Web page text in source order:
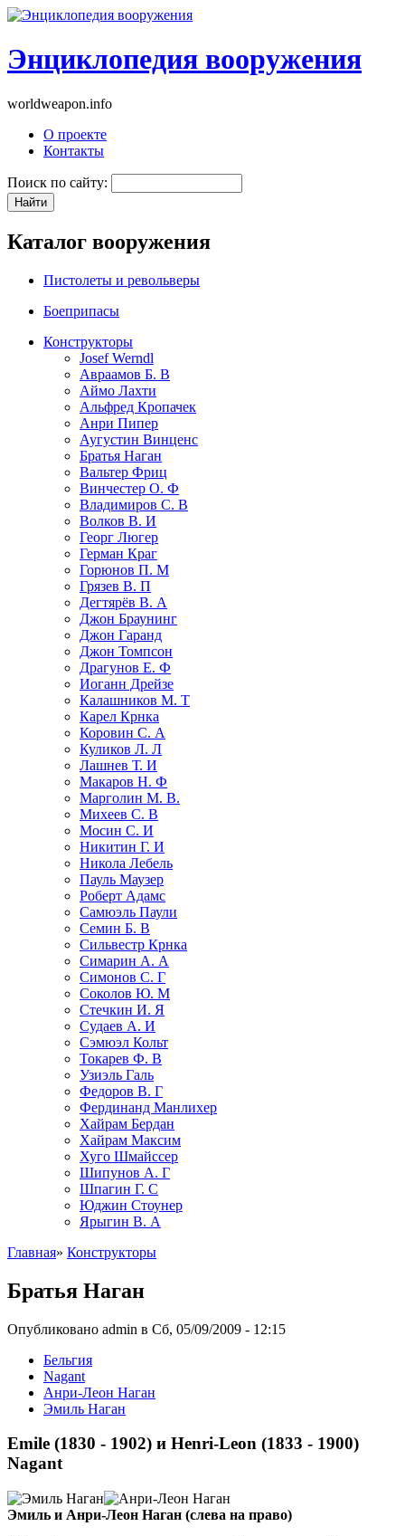
Энциклопедия вооружения
worldweapon.info
О проекте
Контакты
Поиск по сайту:
Каталог вооружения
Пистолеты и револьверы
Боеприпасы
Конструкторы
Josef Werndl
Авраамов Б. В
Аймо Лахти
Альфред Кропачек
Анри Пипер
Аугустин Винценс
Братья Наган
Вальтер Фриц
Винчестер О. Ф
Владимиров С. В
Волков В. И
Георг Люгер
Герман Краг
Горюнов П. М
Грязев В. П
Дегтярёв В. А
Джон Браунинг
Джон Гаранд
Джон Томпсон
Драгунов Е. Ф
Иоганн Дрейзе
Калашников М. Т
Карел Крнка
Коровин С. А
Куликов Л. Л
Лашнев Т. И
Макаров Н. Ф
Марголин М. В.
Михеев С. В
Мосин С. И
Никитин Г. И
Никола Лебель
Пауль Маузер
Роберт Адамс
Самюэль Паули
Семин Б. В
Сильвестр Крнка
Симарин А. А
Симонов С. Г
Соколов Ю. М
Стечкин И. Я
Судаев А. И
Сэмюэл Кольт
Токарев Ф. В
Узиэль Галь
Федоров В. Г
Фердинанд Манлихер
Хайрам Бердан
Хайрам Максим
Хуго Шмайссер
Шипунов А. Г
Шпагин Г. С
Юджин Стоунер
Ярыгин В. А
Главная» Конструкторы
Братья Наган
Опубликовано admin в Сб, 05/09/2009 - 12:15
Бельгия
Nagant
Анри-Леон Наган
Эмиль Наган
Emile (1830 - 1902) и Henri-Leon (1833 - 1900)
Nagant
Эмиль и Анри-Леон Наган (слева на право)